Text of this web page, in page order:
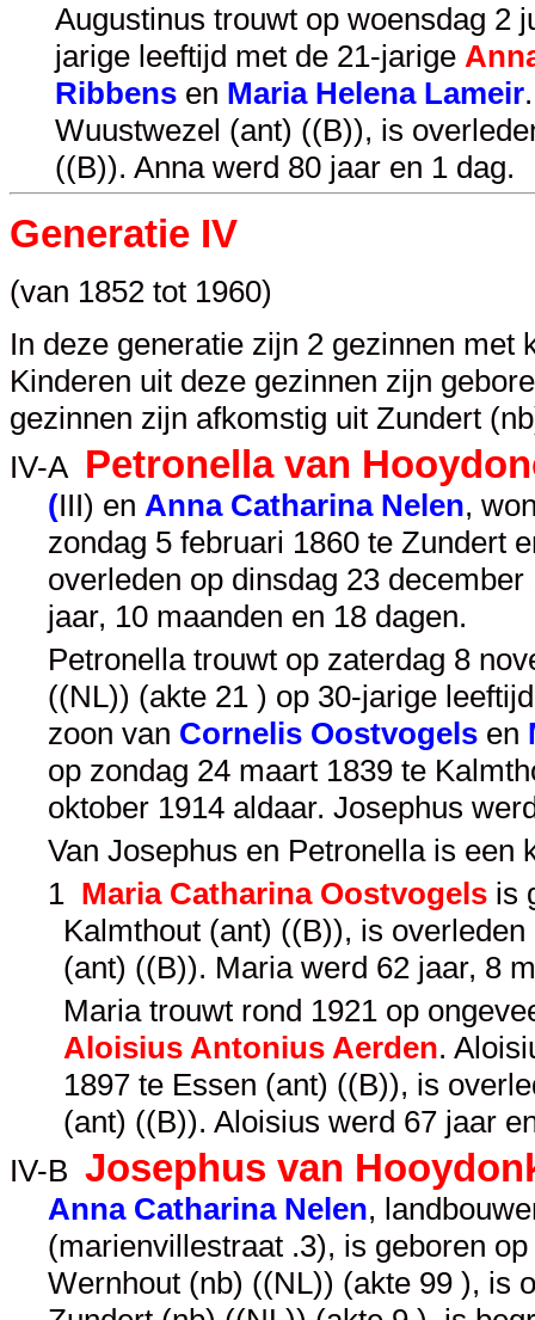
Augustinus trouwt op woensdag 2
jarige leeftijd met de 21-jarige
Ribbens en Maria Helena Lameir
Wuustwezel (ant) ((B)), is
((B)). Anna werd 80 jaar en 1 dag.
Generatie IV
(van 1852 tot 1960)
In deze generatie zijn 2 gezinnen met
Kinderen uit deze gezinnen zijn
gezinnen zijn afkomstig uit Zundert
IV-A Petronella van
(III) en Anna Catharina Nelen,
zondag 5 februari 1860 te Zundert
overleden op dinsdag 23
jaar, 10 maanden en 18 dagen.
Petronella trouwt op zaterdag 8
((NL)) (akte 21 ) op 30-jarige
zoon van Cornelis Oostvogels en
op zondag 24 maart 1839 te
oktober 1914 aldaar. Josephus
Van Josephus en Petronella is een
1 Maria Catharina Oostvogels is
Kalmthout (ant) ((B)), is
(ant) ((B)). Maria werd 62 jaar, 8
Maria trouwt rond 1921 op
Aloisius Antonius Aerden.
1897 te Essen (ant) ((B)), is
(ant) ((B)). Aloisius werd 67 jaar
IV-B Josephus van
Anna Catharina Nelen,
(marienvillestraat .3), is geboren
Wernhout (nb) ((NL)) (akte 99 ), is